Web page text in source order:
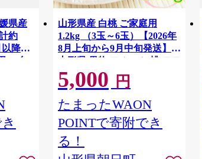
県産
約
以降順
ご自
ナ お
フル
汁 産
ジガ
常
山形県産 白桃 ご家庭用
1.2kg （3玉～6玉）【2026年
8月上旬から9月中旬発送】
山形県 果物 フルーツ 桃 モモ
もも 夏 送料無料
5,000 円
たまったWAON
POINTで寄附でき
る！